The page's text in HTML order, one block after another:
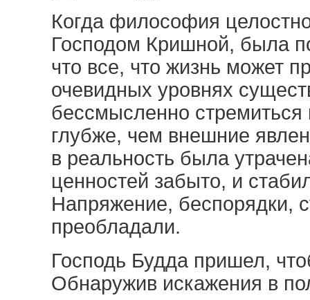
Когда философия
Господом Кришной, была
что все, что жизнь может
очевидных уровнях
бессмысленно
глубже, чем внешние
в реальность была
ценностей забыто, и
Напряжение, беспорядки,
преобладали.
Господь Будда пришел,
Обнаружив искажения в